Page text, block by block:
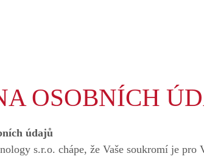
OSOBNÍCH
údajů
s.r.o. chápe, že Vaše soukromí je